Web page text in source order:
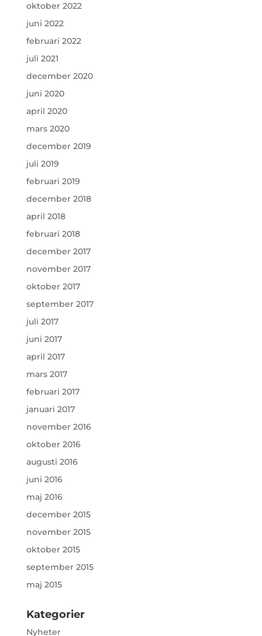
oktober 2022
juni 2022
februari 2022
juli 2021
december 2020
juni 2020
april 2020
mars 2020
december 2019
juli 2019
februari 2019
december 2018
april 2018
februari 2018
december 2017
november 2017
oktober 2017
september 2017
juli 2017
juni 2017
april 2017
mars 2017
februari 2017
januari 2017
november 2016
oktober 2016
augusti 2016
juni 2016
maj 2016
december 2015
november 2015
oktober 2015
september 2015
maj 2015
Kategorier
Nyheter